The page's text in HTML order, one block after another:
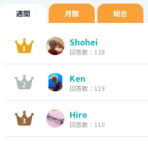
週間 月間 総合
Shohei
回答数：138
Ken
回答数：119
Hiro
回答数：110